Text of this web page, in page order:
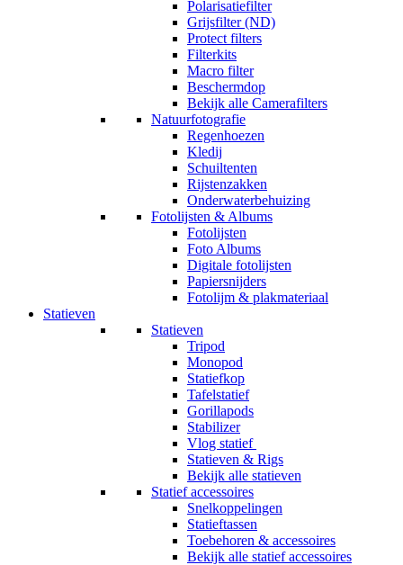
Polarisatiefilter
Grijsfilter (ND)
Protect filters
Filterkits
Macro filter
Beschermdop
Bekijk alle Camerafilters
Natuurfotografie
Regenhoezen
Kledij
Schuiltenten
Rijstenzakken
Onderwaterbehuizing
Fotolijsten & Albums
Fotolijsten
Foto Albums
Digitale fotolijsten
Papiersnijders
Fotolijm & plakmateriaal
Statieven
Statieven
Tripod
Monopod
Statiefkop
Tafelstatief
Gorillapods
Stabilizer
Vlog statief
Statieven & Rigs
Bekijk alle statieven
Statief accessoires
Snelkoppelingen
Statieftassen
Toebehoren & accessoires
Bekijk alle statief accessoires